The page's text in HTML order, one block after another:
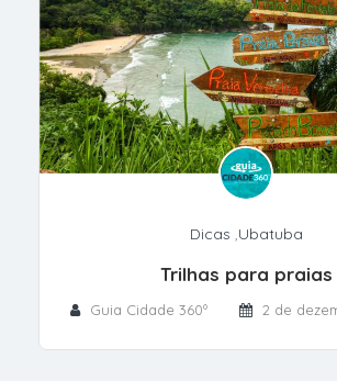
Dicas ,Ubatuba
Trilhas para praias
Guia Cidade 360º 2 de